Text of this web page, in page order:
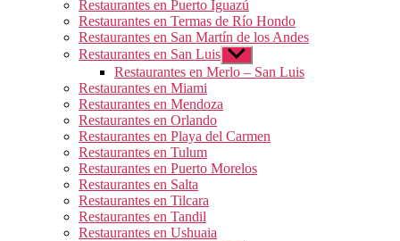
submenú
Restaurantes en Puerto Iguazú
Restaurantes en Termas de Río Hondo
Restaurantes en San Martín de los Andes
Restaurantes en San Luis Mostrar
el
submenú
Restaurantes en Merlo – San Luis
Restaurantes en Miami
Restaurantes en Mendoza
Restaurantes en Orlando
Restaurantes en Playa del Carmen
Restaurantes en Tulum
Restaurantes en Puerto Morelos
Restaurantes en Salta
Restaurantes en Tilcara
Restaurantes en Tandil
Restaurantes en Ushuaia